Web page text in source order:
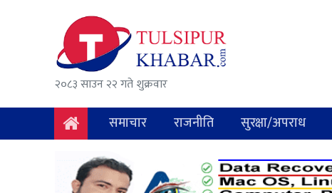
२०८३ साउन २२ गते शुक्रवार
समाचार राजनीति सुरक्षा/अपराध
राजनीति